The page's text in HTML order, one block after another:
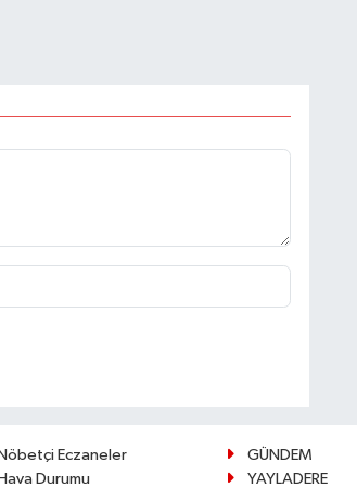
Eczaneler
Durumu
GÜNDEM
YAYLADERE